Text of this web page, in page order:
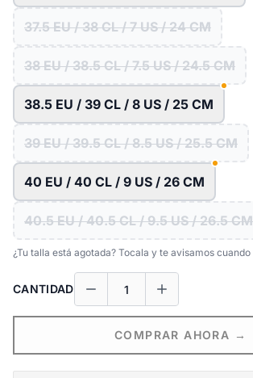
37.5 EU / 38 CL / 7 US / 24 CM
38 EU / 38.5 CL / 7.5 US / 24.5 CM
38.5 EU / 39 CL / 8 US / 25 CM
39 EU / 39.5 CL / 8.5 US / 25.5 CM
40 EU / 40 CL / 9 US / 26 CM
40.5 EU / 40.5 CL / 9.5 US / 26.5 CM
¿Tu talla está agotada? Tocala y te avisamos
CANTIDAD
COMPRAR AHORA →